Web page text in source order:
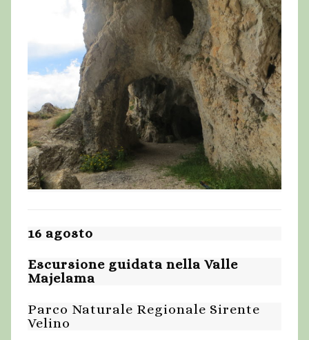
16 agosto
Escursione guidata nella Valle
Majelama
Parco Naturale Regionale Sirente
Velino